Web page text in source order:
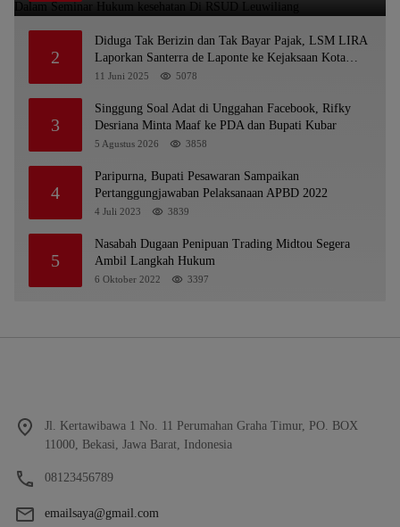
2
Diduga Tak Berizin dan Tak Bayar Pajak, LSM LIRA
Laporkan Santerra de Laponte ke Kejaksaan Kota
Batu
11 Juni 2025 5078
3
Singgung Soal Adat di Unggahan Facebook, Rifky
Desriana Minta Maaf ke PDA dan Bupati Kubar
5 Agustus 2026 3858
4
Paripurna, Bupati Pesawaran Sampaikan
Pertanggungjawaban Pelaksanaan APBD 2022
4 Juli 2023 3839
5
Nasabah Dugaan Penipuan Trading Midtou Segera
Ambil Langkah Hukum
6 Oktober 2022 3397
Jl. Kertawibawa 1 No. 11 Perumahan Graha Timur, PO. BOX
11000, Bekasi, Jawa Barat, Indonesia
08123456789
emailsaya@gmail.com